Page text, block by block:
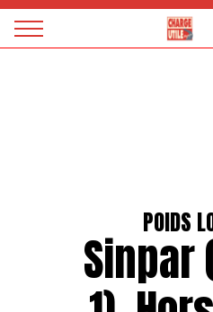
Magazine
POIDS
Sinpar
Panneau de gestion des cookies